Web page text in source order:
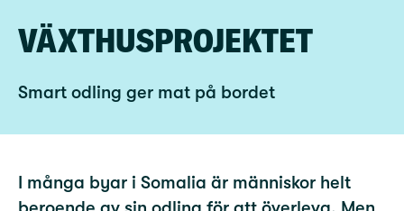
VÄXTHUSPROJEKTET
Smart odling ger mat på bordet
I många byar i Somalia är människor helt